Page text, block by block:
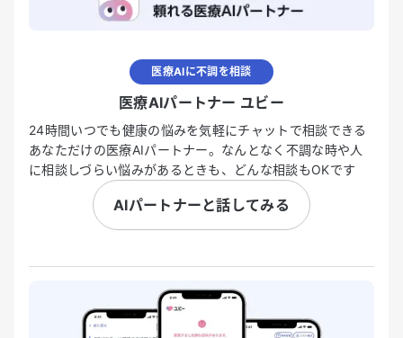
医療AIに不調を相談
医療AIパートナー ユビー
24時間いつでも健康の悩みを気軽にチャットで相談できる
あなただけの医療AIパートナー。なんとなく不調な時や人
に相談しづらい悩みがあるときも、どんな相談もOKです
AIパートナーと話してみる